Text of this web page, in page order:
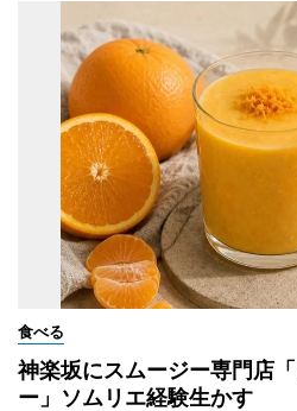
食べる
神楽坂にスムージー専門店
ー」ソムリエ経験生かす